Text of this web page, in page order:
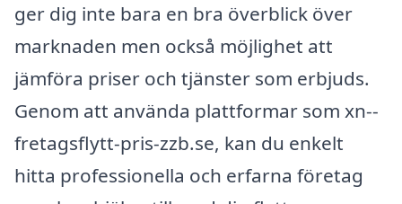
ger dig inte bara en bra överblick över
marknaden men också möjlighet att
jämföra priser och tjänster som erbjuds.
Genom att använda plattformar som xn--
fretagsflytt-pris-zzb.se, kan du enkelt
hitta professionella och erfarna företag